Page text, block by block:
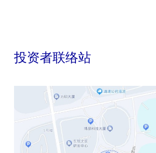
投资者联络站